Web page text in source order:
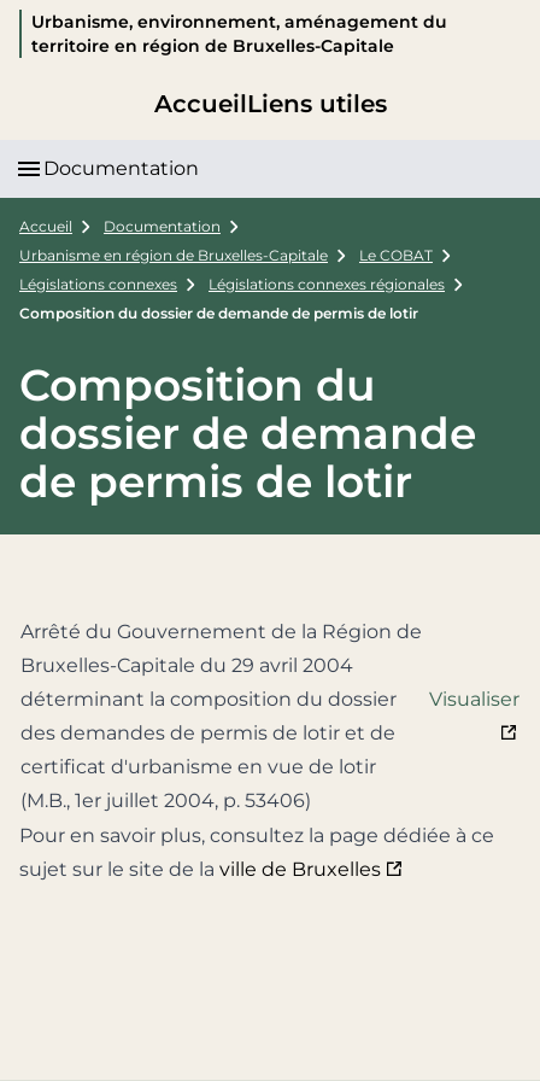
Urbanisme, environnement, aménagement du
territoire en région de Bruxelles-Capitale
AccueilLiens utiles
Documentation
Accueil
Documentation
Urbanisme en région de Bruxelles-Capitale
Le COBAT
Législations connexes
Législations connexes régionales
Composition du dossier de demande de permis de lotir
Composition du
dossier de demande
de permis de lotir
Arrêté du Gouvernement de la Région de
Bruxelles-Capitale du 29 avril 2004
déterminant la composition du dossier
des demandes de permis de lotir et de
certificat d'urbanisme en vue de lotir
(M.B., 1er juillet 2004, p. 53406)
Visualiser
Pour en savoir plus, consultez la page dédiée à ce
sujet sur le site de la ville de Bruxelles